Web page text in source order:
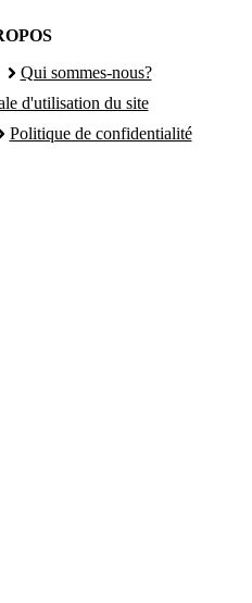
Qui sommes-nous?
d'utilisation du site
Politique de confidentialité